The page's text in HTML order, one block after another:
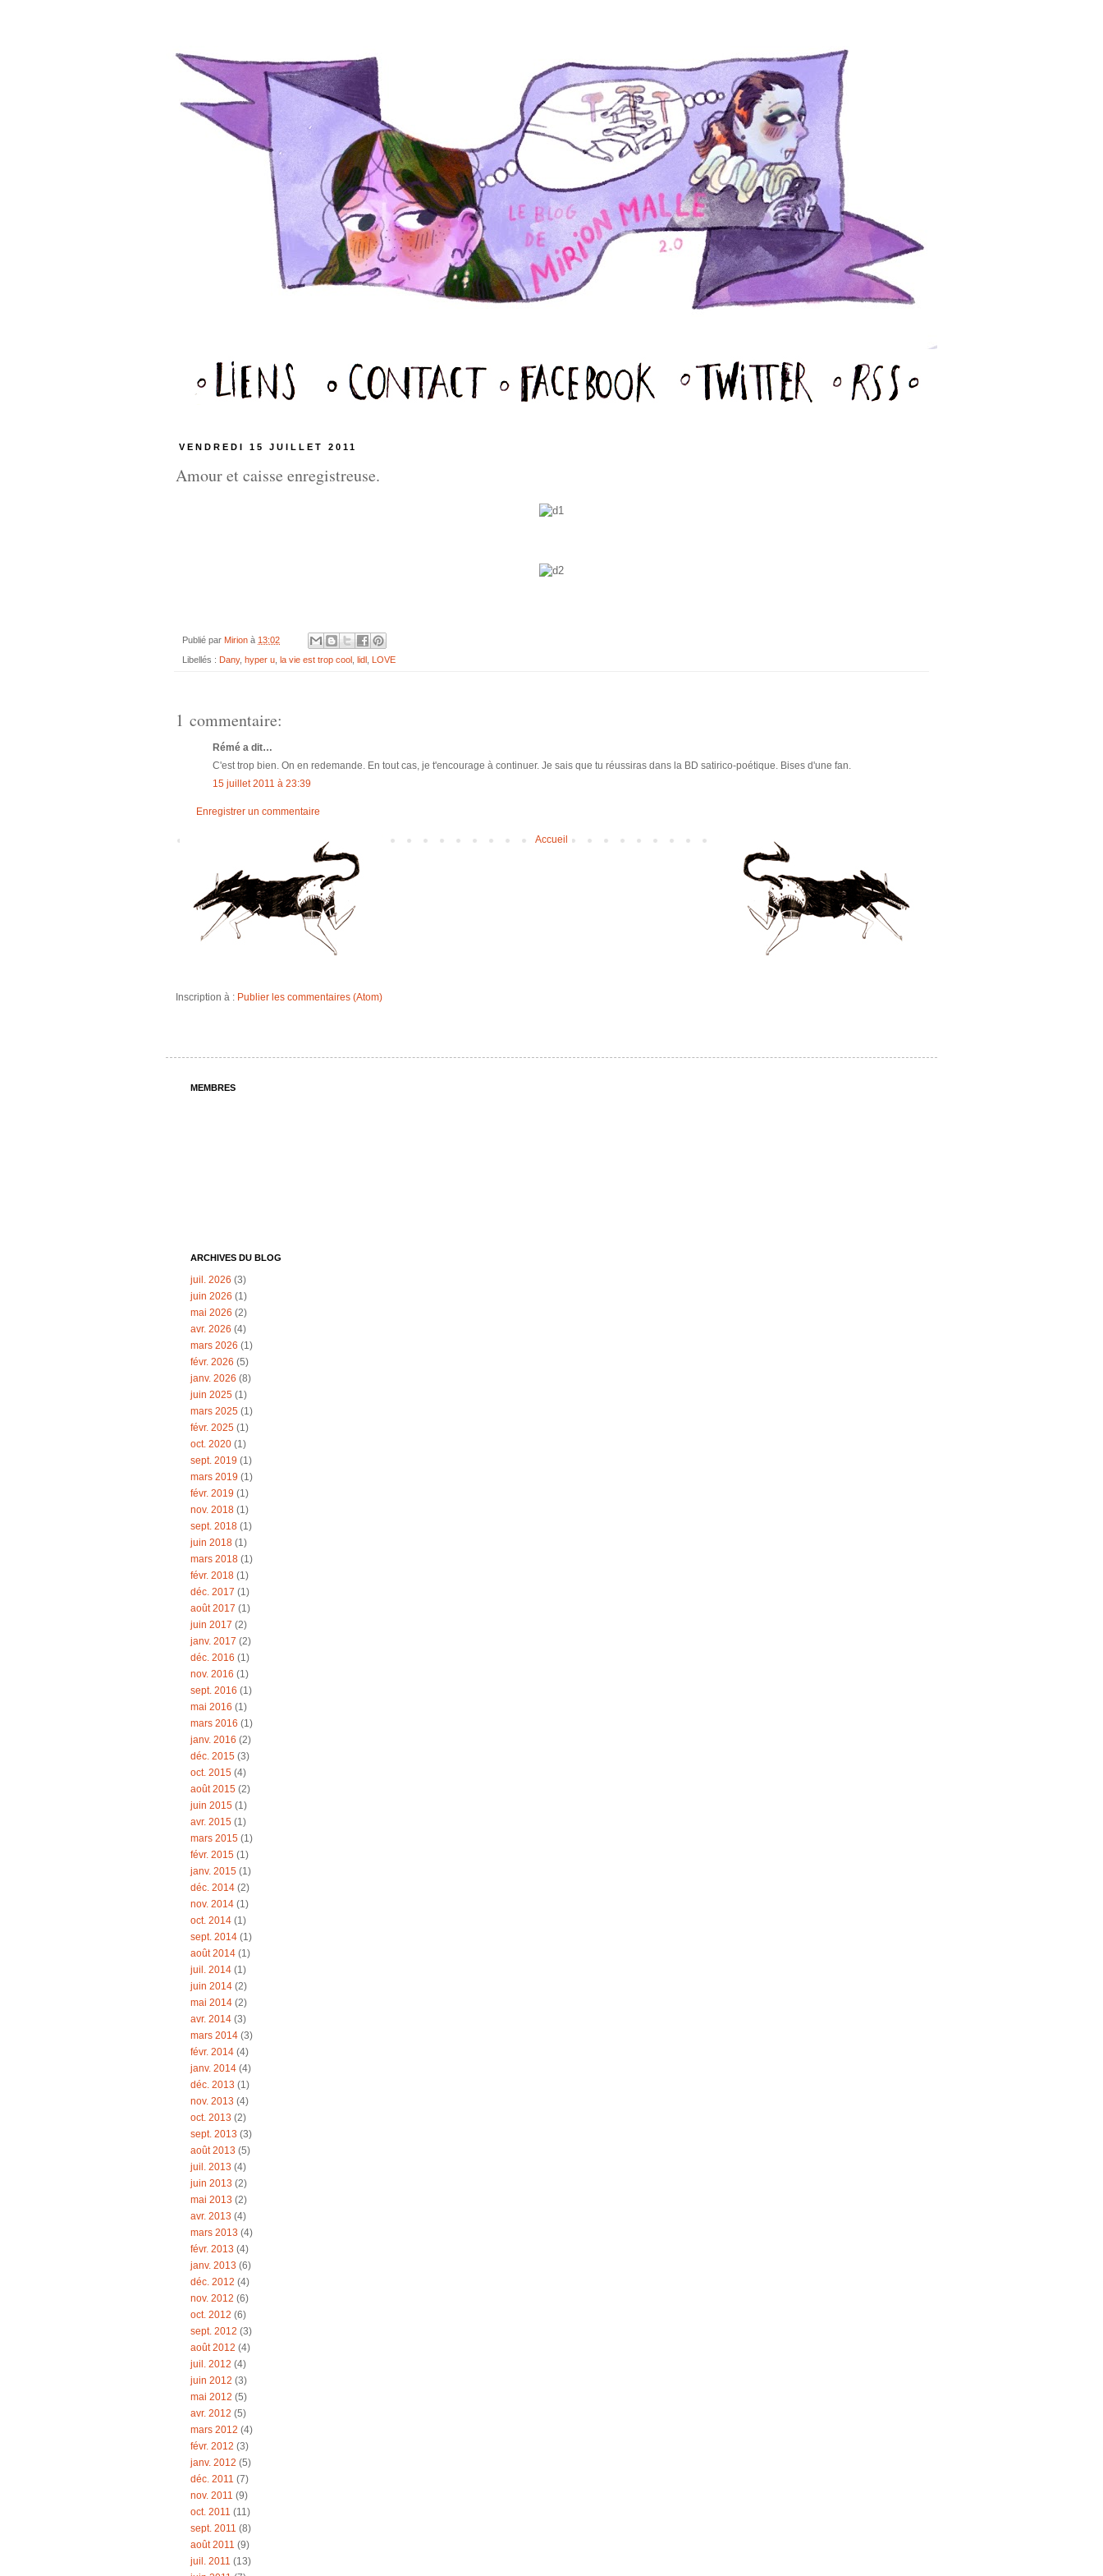
VENDREDI 15 JUILLET 2011
Amour et caisse enregistreuse.
Publié par Mirion à 13:02
Libellés : Dany, hyper u la vie est trop cool lidl LOVE
1 commentaire:
Rémé a dit…
C'est trop bien. On en redemande. En tout cas, je t'encourage à continuer. Je sais que tu réussiras dans la BD satirico-poétique. Bises d'une fan.
15 juillet 2011 à 23:39
Enregistrer un commentaire
Accueil
Inscription à : Publier les commentaires (Atom)
MEMBRES
ARCHIVES DU BLOG
juil. 2026 (3)
juin 2026 (1)
mai 2026 (2)
avr. 2026 (4)
mars 2026 (1)
févr. 2026 (5)
janv. 2026 (8)
juin 2025 (1)
mars 2025 (1)
févr. 2025 (1)
oct. 2020 (1)
sept. 2019 (1)
mars 2019 (1)
févr. 2019 (1)
nov. 2018 (1)
sept. 2018 (1)
juin 2018 (1)
mars 2018 (1)
févr. 2018 (1)
déc. 2017 (1)
août 2017 (1)
juin 2017 (2)
janv. 2017 (2)
déc. 2016 (1)
nov. 2016 (1)
sept. 2016 (1)
mai 2016 (1)
mars 2016 (1)
janv. 2016 (2)
déc. 2015 (3)
oct. 2015 (4)
août 2015 (2)
juin 2015 (1)
avr. 2015 (1)
mars 2015 (1)
févr. 2015 (1)
janv. 2015 (1)
déc. 2014 (2)
nov. 2014 (1)
oct. 2014 (1)
sept. 2014 (1)
août 2014 (1)
juil. 2014 (1)
juin 2014 (2)
mai 2014 (2)
avr. 2014 (3)
mars 2014 (3)
févr. 2014 (4)
janv. 2014 (4)
déc. 2013 (1)
nov. 2013 (4)
oct. 2013 (2)
sept. 2013 (3)
août 2013 (5)
juil. 2013 (4)
juin 2013 (2)
mai 2013 (2)
avr. 2013 (4)
mars 2013 (4)
févr. 2013 (4)
janv. 2013 (6)
déc. 2012 (4)
nov. 2012 (6)
oct. 2012 (6)
sept. 2012 (3)
août 2012 (4)
juil. 2012 (4)
juin 2012 (3)
mai 2012 (5)
avr. 2012 (5)
mars 2012 (4)
févr. 2012 (3)
janv. 2012 (5)
déc. 2011 (7)
nov. 2011 (9)
oct. 2011 (11)
sept. 2011 (8)
août 2011 (9)
juil. 2011 (13)